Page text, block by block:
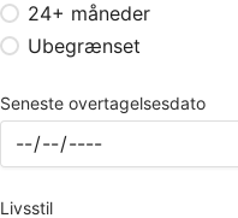
24+ måneder
Ubegrænset
Seneste overtagelsesdato
Livsstil